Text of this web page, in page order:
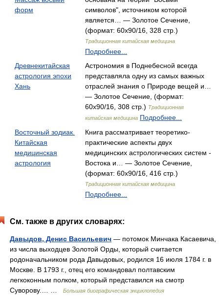
форм
символов", источником которой
является… — Золотое Сечение,
(формат: 60x90/16, 328 стр.)
Традиционная китайская медицина
Подробнее...
Древнекитайская
астрология эпохи
Хань
Астрономия в Поднебесной всегда
представляла одну из самых важных
отраслей знания о Природе вещей и…
— Золотое Сечение, (формат:
60x90/16, 308 стр.) Традиционная
китайская медицина Подробнее...
Восточный зодиак.
Китайская
медицинская
астрология
Книга рассматривает теоретико-
практические аспекты двух
медицинских астрологических систем -
Востока и… — Золотое Сечение,
(формат: 60x90/16, 416 стр.)
Традиционная китайская медицина
Подробнее...
См. также в других словарях:
Давыдов, Денис Васильевич — потомок Минчака Касаевича,
из числа выходцев Золотой Орды, который считается
родоначальником рода Давыдовых, родился 16 июля 1784 г. в
Москве. В 1793 г., отец его командовал полтавским
легкоконным полком, который представился на смотр
Суворову.… …
Большая биографическая энциклопедия